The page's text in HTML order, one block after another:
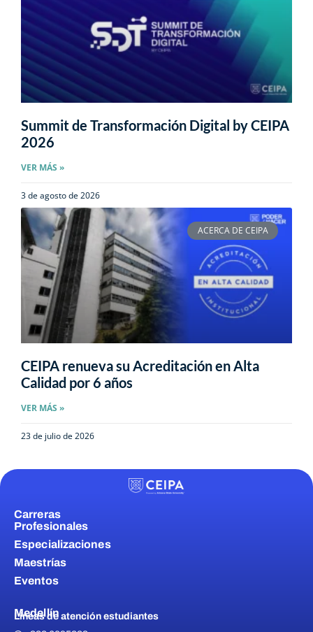
Summit de Transformación Digital by CEIPA
2026
VER MÁS »
3 de agosto de 2026
ACERCA DE CEIPA
CEIPA renueva su Acreditación en Alta
Calidad por 6 años
VER MÁS »
23 de julio de 2026
Carreras
Profesionales
Especializaciones
Maestrías
Eventos
Medellín
Líneas de atención estudiantes